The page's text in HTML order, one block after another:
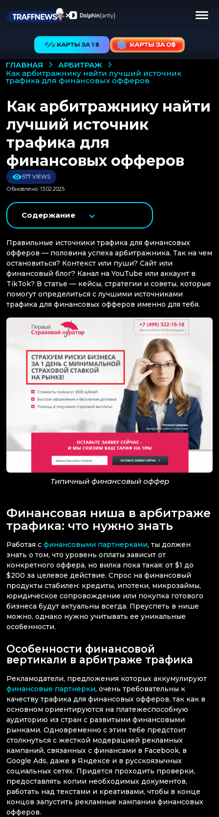
ГЛАВНАЯ
АРБИТРАЖ
как арбитражнику найти лучший источник
трафика для финансовых офферов
Как арбитражнику найти
лучший источник
трафика для
финансовых офферов
577 VIEWS
Обновлено: 13.02.2025
Содержание
Правильные источники трафика для финансовых
офферов — половина успеха арбитражника. Так на чем
остановиться? Контекст или пуши? Сайт или
финансовый блог? Канал на YouTube или аккаунт в
TikTok? В статье — кейсы, стратегии и советы, которые
помогут определиться с лучшими источниками
трафика для финансовых офферов именно для тебя.
Типичный финансовый оффер
Финансовая ниша в арбитраже
трафика: что нужно знать
Работая с финансовыми партнерками, ты должен
знать о том, что уровень оплаты зависит от
конкретного оффера, но вилка пока такая: от $1 до
$200 за целевое действие. Спрос на финансовый
продукты стабилен: кредиты, ипотеки, микрозаймы,
юридическое сопровождение или покупка готового
бизнеса будут актуальны всегда. Преуспеть в нише
можно, однако нужно учитывать ее уникальные
особенности.
Особенности финансовой
вертикали в арбитраже трафика
Рекламодатели, предложения которых аккумулируют
финансовые партнерки, очень требовательны к
качеству трафика для финансовых офферов, так как в
основном ориентируются на платежеспособную
аудиторию из стран с развитыми финансовыми
рынками. Одновременно с этим тебе предстоит
столкнуться с жесткой модерацией рекламных
кампаний, связанных с финансами в Facebook, в
Google Ads, даже в Яндексе и в русскоязычных
социальных сетях. Придется проходить проверки,
предоставлять копии необходимых документов,
работать над текстами и креативами, чтобы в конце
концов запустить рекламные кампании финансовых
офферов.